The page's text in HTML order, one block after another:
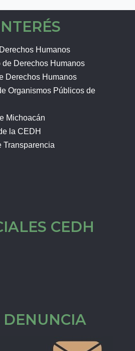
Humanos
de Derechos Humanos
Derechos Humanos
Organismos Públicos de
Michoacán
la CEDH
Transparencia
CEDH